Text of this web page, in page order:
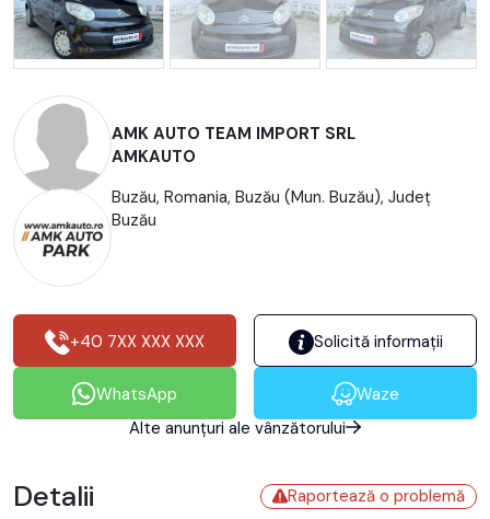
AMK AUTO TEAM IMPORT SRL
AMKAUTO
Buzău, Romania, Buzău (Mun. Buzău), Județ
Buzău
+40 7XX XXX XXX Solicită informații
WhatsApp
Waze
Alte anunțuri ale vânzătorului
Detalii Raportează o problemă